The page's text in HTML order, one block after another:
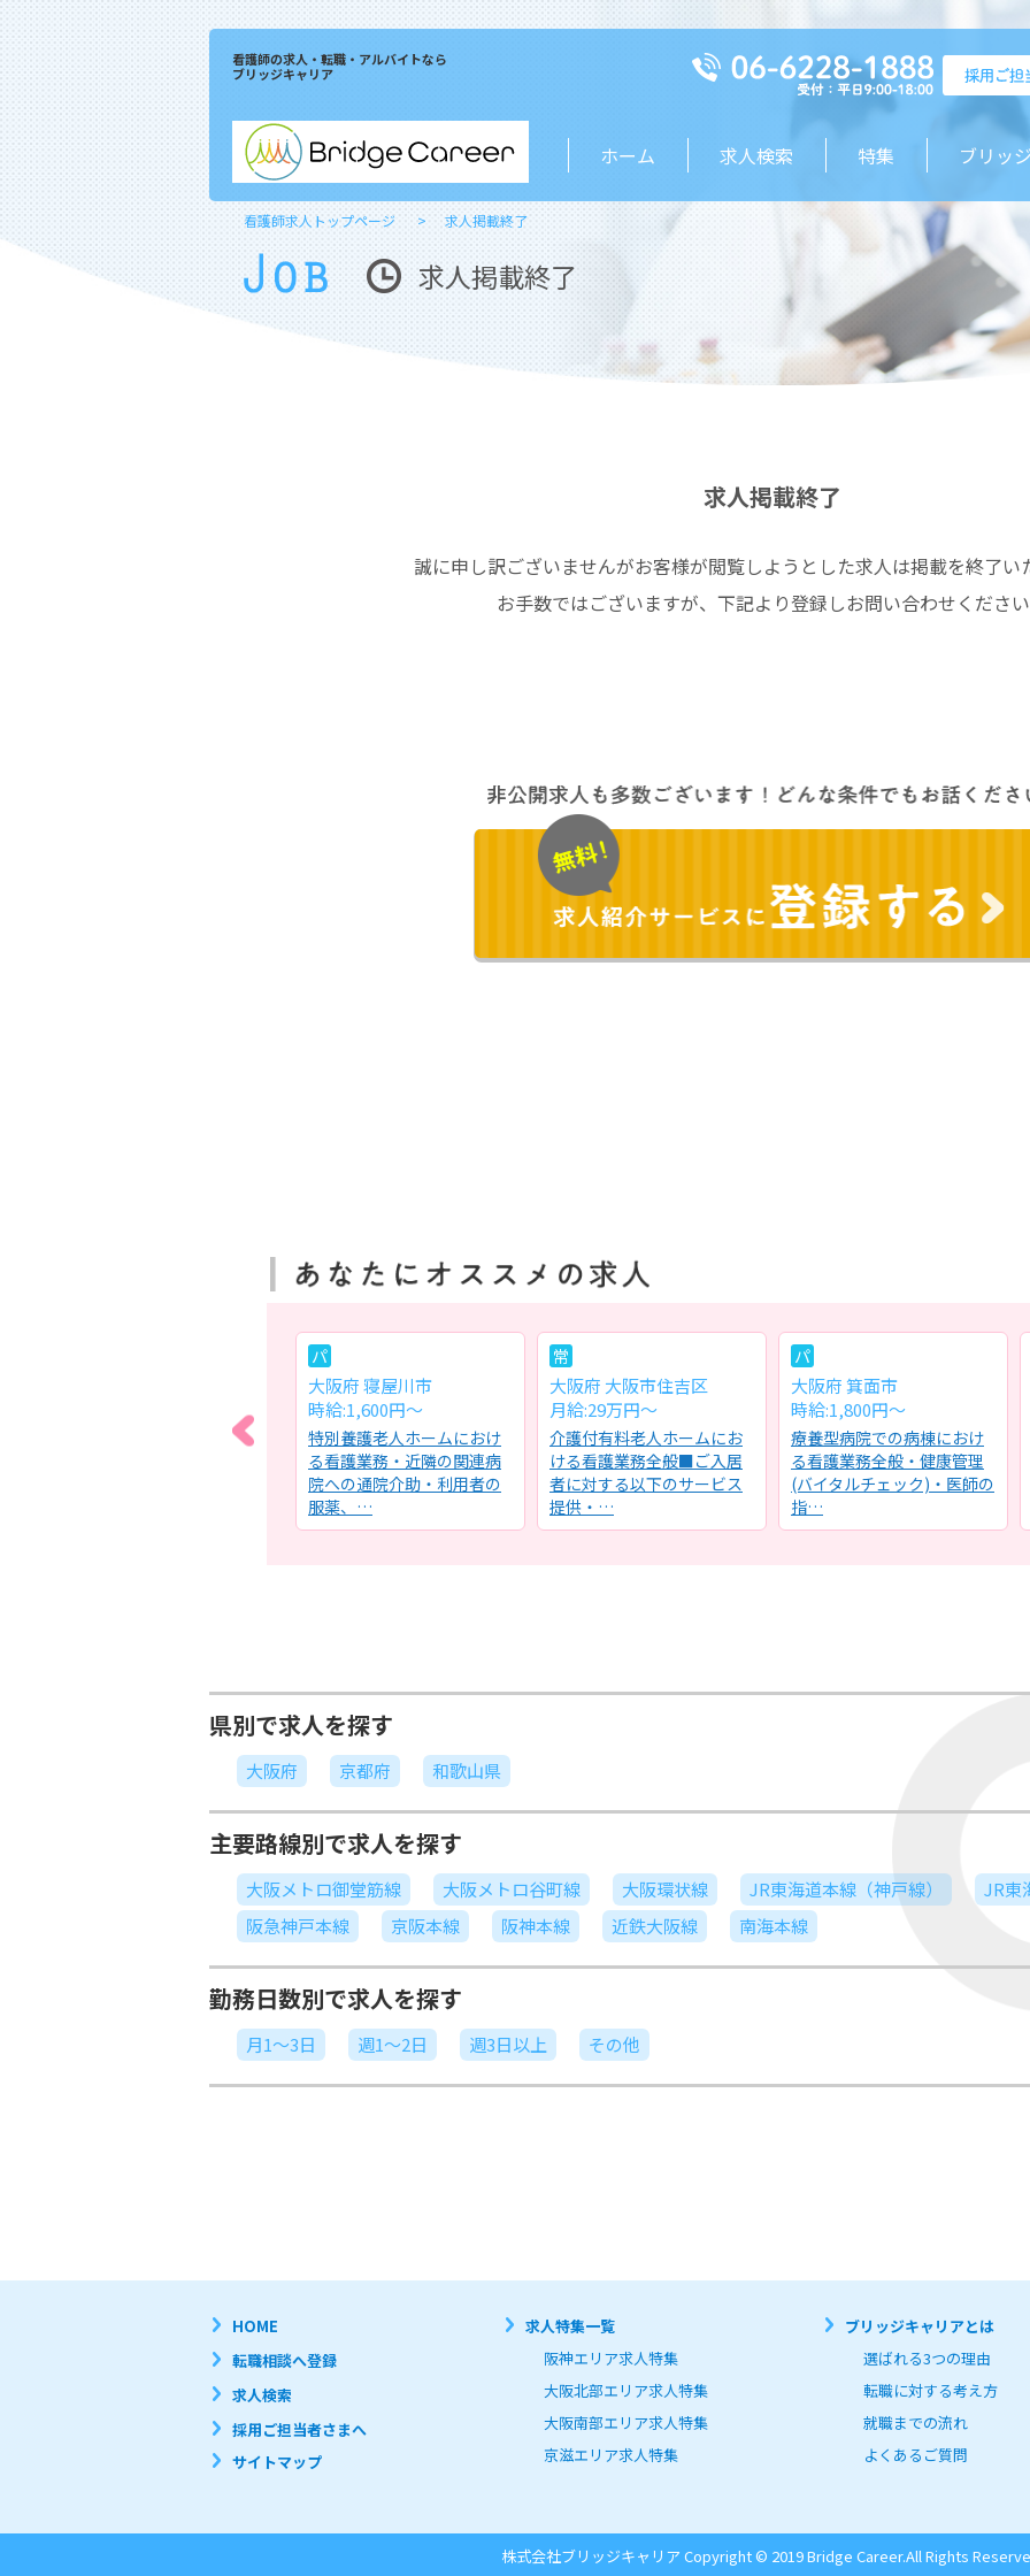
看護師の求人・転職・アルバイトなら
ブリッジキャリア
ホーム 求人検索 特集 ブリッ
看護師求人トップページ 求人掲載終了
求人掲載終了
求人掲載終了
誠に申し訳ございませんがお客様が閲覧しようとした求人は掲載を終了い
お手数ではございますが、下記より登録しお問い合わせください
月給:26.9万円～29.6万円
特別養護老人ホームの健康
パ
大阪府 寝屋川市
時給:1,600円～
特別養護老人ホームにおけ
る看護業務・近隣の関連病
院への通院介助・利用者の
服薬、…
常
大阪府 大阪市住吉区
月給:29万円～
介護付有料老人ホームにお
ける看護業務全般■ご入居
者に対する以下のサービス
提供・…
パ
大阪府 箕面市
時給:1,800円～
療養型病院での病棟におけ
る看護業務全般・健康管理
(バイタルチェック)・医師の
指…
県別で求人を探す
大阪府 京都府 和歌山県
主要路線別で求人を探す
大阪メトロ御堂筋線 大阪メトロ谷町線 大阪環状線 JR東海道本線（神戸線）
JR東
阪急神戸本線
京阪本線 阪神本線 近鉄大阪線 南海本線
勤務日数別で求人を探す
月1～3日 週1～2日 週3日以上 その他
HOME
転職相談へ登録
求人検索
採用ご担当者さまへ
サイトマップ
求人特集一覧
阪神エリア求人特集
大阪北部エリア求人特集
大阪南部エリア求人特集
京滋エリア求人特集
ブリッジキャリアとは
選ばれる3つの理由
転職に対する考え方
就職までの流れ
よくあるご質問
株式会社ブリッジキャリア Copyright © 2019 Bridge Career.All Rights